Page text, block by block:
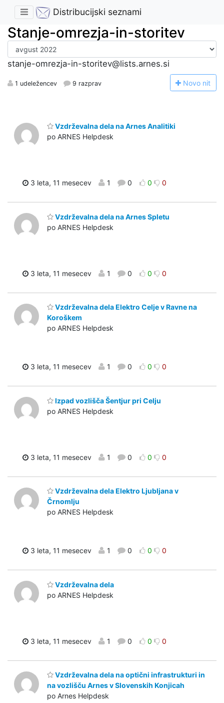
Distribucijski seznami
Stanje-omrezja-in-storitev
stanje-omrezja-in-storitev@lists.arnes.si
1 udeležencev 9 razprav Novo nit
Vzdrževalna dela na Arnes Analitiki
po ARNES Helpdesk
3 leta, 11 mesecev 1 0 0 0
Vzdrževalna dela na Arnes Spletu
po ARNES Helpdesk
3 leta, 11 mesecev 1 0 0 0
Vzdrževalna dela Elektro Celje v Ravne na
Koroškem
po ARNES Helpdesk
3 leta, 11 mesecev 1 0 0 0
Izpad vozlišča Šentjur pri Celju
po ARNES Helpdesk
3 leta, 11 mesecev 1 0 0 0
Vzdrževalna dela Elektro Ljubljana v
Črnomlju
po ARNES Helpdesk
3 leta, 11 mesecev 1 0 0 0
Vzdrževalna dela
po ARNES Helpdesk
3 leta, 11 mesecev 1 0 0 0
Vzdrževalna dela na optični infrastrukturi in
na vozlišču Arnes v Slovenskih Konjicah
po Arnes Helpdesk